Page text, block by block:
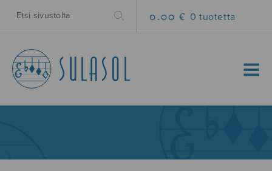
0.00 € 0 tuotetta
MENU